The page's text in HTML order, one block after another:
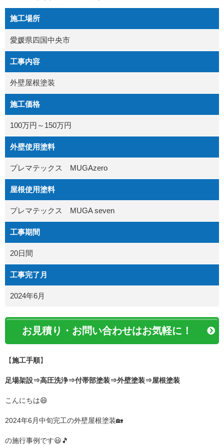
施工場所
愛媛県四国中央市
工事内容
外壁屋根塗装
施工価格
100万円～150万円
外壁使用塗料
プレマテックス MUGAzero
屋根使用塗料
プレマテックス MUGA seven
工事期間
20日間
工事完了月
2024年6月
お見積り・お問い合わせはお気軽に！
【施工手順】
足場架設⇒高圧洗浄⇒付帯部塗装⇒外壁塗装⇒屋根塗装
こんにちは😄
2024年6月中旬完工の外壁屋根塗装🏡
の施行事例です😃🎵